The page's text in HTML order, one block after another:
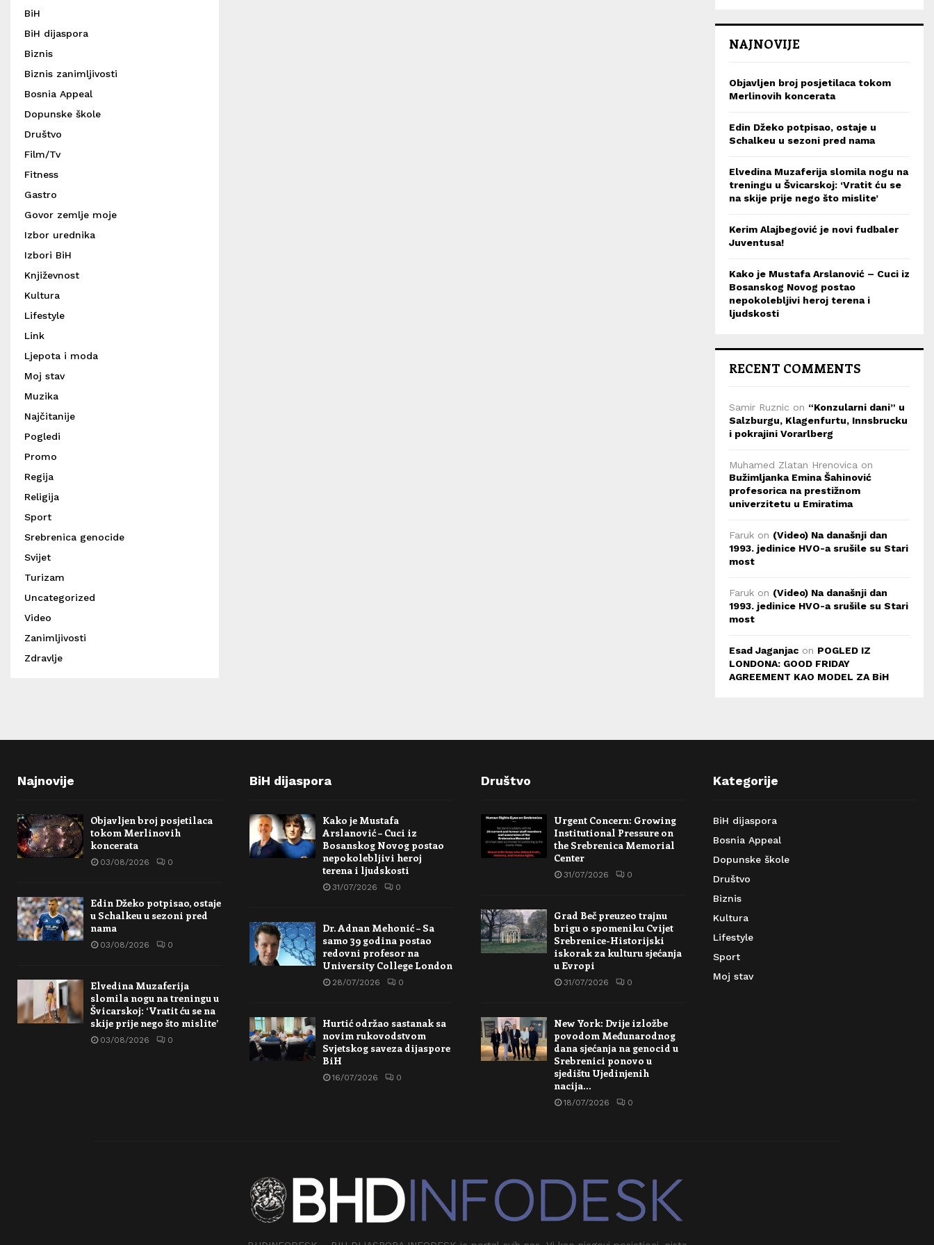
BiH
BiH dijaspora
Biznis
Biznis zanimljivosti
Bosnia Appeal
Dopunske škole
Društvo
Film/Tv
Fitness
Gastro
Govor zemlje moje
Izbor urednika
Izbori BiH
Književnost
Kultura
Lifestyle
Link
Ljepota i moda
Moj stav
Muzika
Najčitanije
Pogledi
Promo
Regija
Religija
Sport
Srebrenica genocide
Svijet
Turizam
Uncategorized
Video
Zanimljivosti
Zdravlje
NAJNOVIJE
Objavljen broj posjetilaca tokom
Merlinovih koncerata
Edin Džeko potpisao, ostaje u
Schalkeu u sezoni pred nama
Elvedina Muzaferija slomila nogu na
treningu u Švicarskoj: ‘Vratit ću se
na skije prije nego što mislite’
Kerim Alajbegović je novi fudbaler
Juventusa!
Kako je Mustafa Arslanović – Cuci iz
Bosanskog Novog postao
nepokolebljivi heroj terena i
ljudskosti
RECENT COMMENTS
Samir Ruznic on “Konzularni dani” u
Salzburgu, Klagenfurtu, Innsbrucku
i pokrajini Vorarlberg
Muhamed Zlatan Hrenovica on
Bužimljanka Emina Šahinović
profesorica na prestižnom
univerzitetu u Emiratima
Faruk on (Video) Na današnji dan
1993. jedinice HVO-a srušile su Stari
most
Faruk on (Video) Na današnji dan
1993. jedinice HVO-a srušile su Stari
most
Esad Jaganjac on POGLED IZ
LONDONA: GOOD FRIDAY
AGREEMENT KAO MODEL ZA BiH
Najnovije
Objavljen broj posjetilaca
tokom Merlinovih
koncerata
03/08/2026 0
Edin Džeko potpisao, ostaje
u Schalkeu u sezoni pred
nama
03/08/2026 0
Elvedina Muzaferija
slomila nogu na treningu u
Švicarskoj: ‘Vratit ću se na
skije prije nego što mislite’
03/08/2026 0
BiH dijaspora
Kako je Mustafa
Arslanović – Cuci iz
Bosanskog Novog postao
nepokolebljivi heroj
terena i ljudskosti
31/07/2026 0
Dr. Adnan Mehonić – Sa
samo 39 godina postao
redovni profesor na
University College London
28/07/2026 0
Hurtić održao sastanak sa
novim rukovodstvom
Svjetskog saveza dijaspore
BiH
16/07/2026 0
Društvo
Urgent Concern: Growing
Institutional Pressure on
the Srebrenica Memorial
Center
31/07/2026 0
Grad Beč preuzeo trajnu
brigu o spomeniku Cvijet
Srebrenice-Historijski
iskorak za kulturu sjećanja
u Evropi
31/07/2026 0
New York: Dvije izložbe
povodom Međunarodnog
dana sjećanja na genocid u
Srebrenici ponovo u
sjedištu Ujedinjenih
nacija…
18/07/2026 0
Kategorije
BiH dijaspora
Bosnia Appeal
Dopunske škole
Društvo
Biznis
Kultura
Lifestyle
Sport
Moj stav